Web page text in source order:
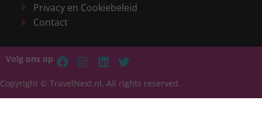
Privacy en Cookiebeleid
Contact
Volg ons op
Copyright © TravelNext.nl, All rights reserved.